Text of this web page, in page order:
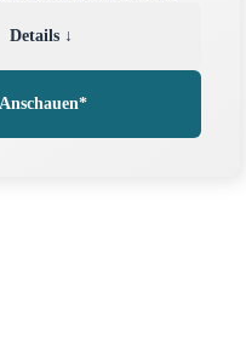
Details ↓
Anschauen*